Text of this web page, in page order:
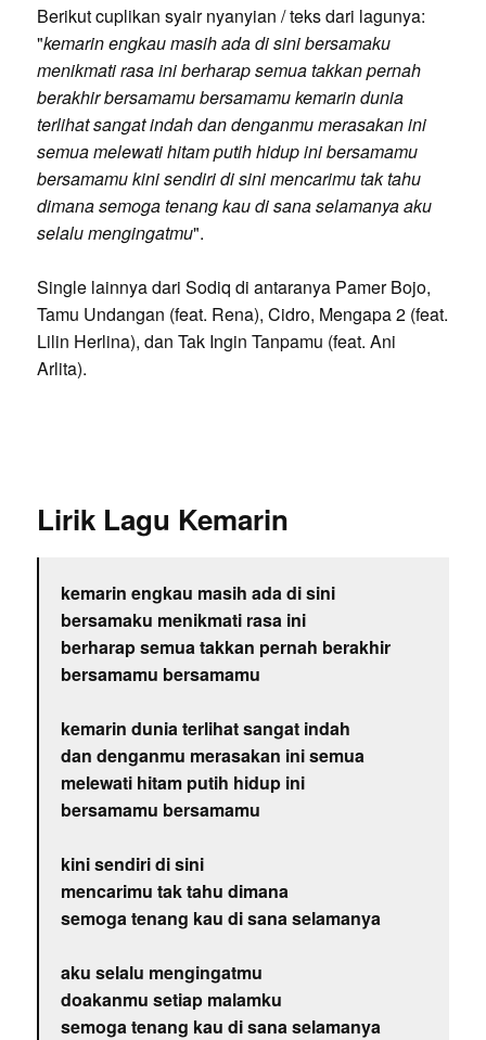
Berikut cuplikan syair nyanyian / teks dari lagunya:
"kemarin engkau masih ada di sini bersamaku
menikmati rasa ini berharap semua takkan pernah
berakhir bersamamu bersamamu kemarin dunia
terlihat sangat indah dan denganmu merasakan ini
semua melewati hitam putih hidup ini bersamamu
bersamamu kini sendiri di sini mencarimu tak tahu
dimana semoga tenang kau di sana selamanya aku
selalu mengingatmu".
Single lainnya dari Sodiq di antaranya Pamer Bojo,
Tamu Undangan (feat. Rena), Cidro, Mengapa 2 (feat.
Lilin Herlina), dan Tak Ingin Tanpamu (feat. Ani
Arlita).
Lirik Lagu Kemarin
kemarin engkau masih ada di sini
bersamaku menikmati rasa ini
berharap semua takkan pernah berakhir
bersamamu bersamamu
kemarin dunia terlihat sangat indah
dan denganmu merasakan ini semua
melewati hitam putih hidup ini
bersamamu bersamamu
kini sendiri di sini
mencarimu tak tahu dimana
semoga tenang kau di sana selamanya
aku selalu mengingatmu
doakanmu setiap malamku
semoga tenang kau di sana selamanya